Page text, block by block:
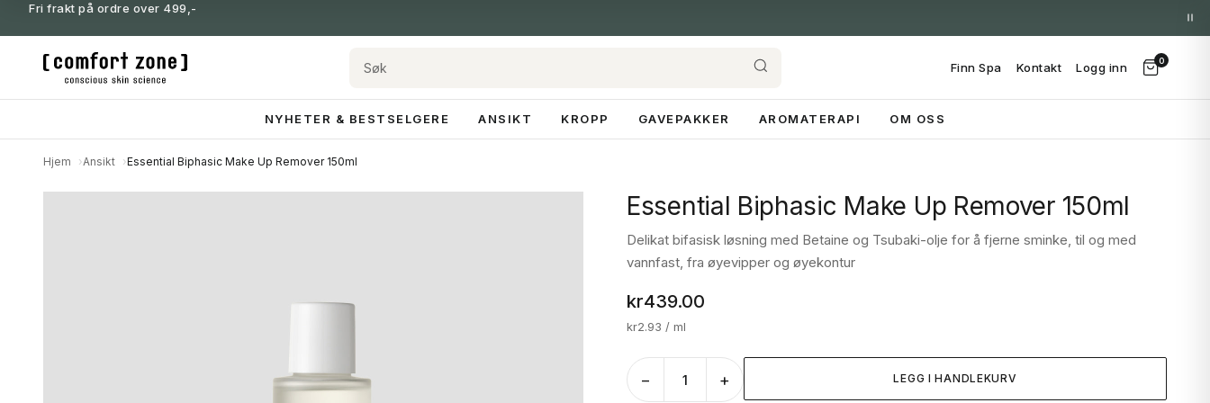
Fri frakt på ordre over 499,-
Finn Spa Kontakt Logg inn 0
NYHETER & BESTSELGERE ANSIKT KROPP GAVEPAKKER AROMATERAPI OM OSS
Hjem Ansikt Essential Biphasic Make Up Remover 150ml
Essential Biphasic Make Up Remover 150ml
Delikat bifasisk løsning med Betaine og Tsubaki-olje for å fjerne sminke, til og med
vannfast, fra øyevipper og øyekontur
kr439.00
kr2.93 / ml
− + LEGG I HANDLEKURV